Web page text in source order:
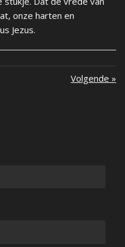
onze harten en
Jezus.
Volgende »